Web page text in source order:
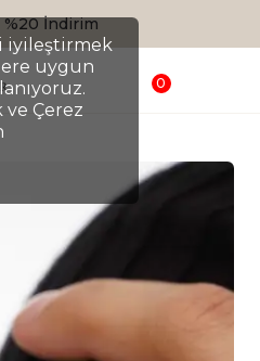
iyileştirmek
uygun
Çerez
İndirim
0